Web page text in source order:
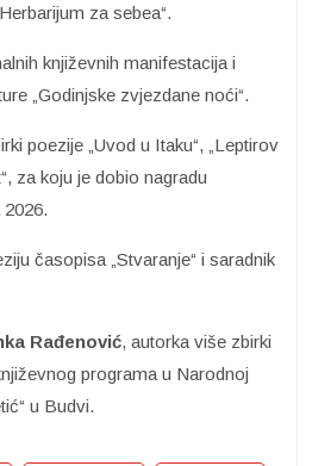
za sebea“.
književnih manifestacija i
„Godinjske zvjezdane noći“.
poezije „Uvod u Itaku“, „Leptirov
za koju je dobio nagradu
2026.
časopisa „Stvaranje“ i saradnik
Rađenović, autorka više zbirki
programa u Narodnoj
u Budvi.